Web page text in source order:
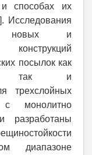
и способах их
Исследования
новых и
конструкций
посылок как
так и
трехслойных
с монолитно
разработаны
диапазоне